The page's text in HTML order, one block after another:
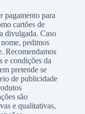
pagamento para
cartões de
divulgada. Caso
pedimos
Recomendamos
e condições da
pretende se
de publicidade
são
e qualitativas,